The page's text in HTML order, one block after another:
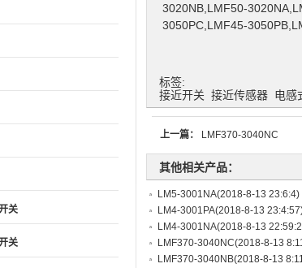
3020NB,LMF50-
3050PC,LMF45-
标签:
接近开关 接近传感器 电感
上一篇： LMF370-3040NC
其他相关产品：
LM5-3001NA(2018-8-13 23:6:4)
LM4-3001PA(2018-8-13
LM4-3001NA(2018-8-13
LMF370-3040NC(2018-8-13
LMF370-3040NB(2018-8-13
关
关